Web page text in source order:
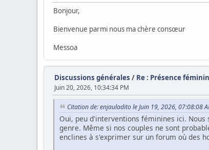
Bonjour,
Bienvenue parmi nous ma chère consœur
Messoa
Discussions générales / Re : Présence
Juin 20, 2026, 10:34:34 PM
Citation de: enjauladito le Juin 19, 2026, 07:08:08
Oui, peu d'interventions féminines ici.
genre. Même si nos couples ne sont
enclines à s'exprimer sur un forum où des